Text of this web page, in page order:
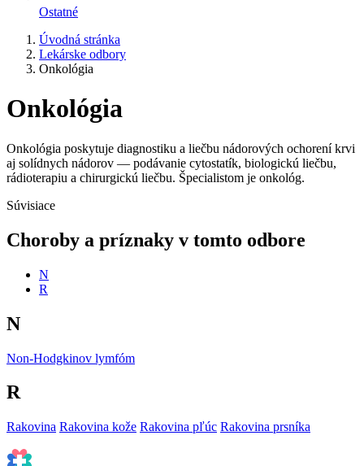
Ostatné
Úvodná stránka
Lekárske odbory
Onkológia
Onkológia
Onkológia poskytuje diagnostiku a liečbu nádorových ochorení krvi
aj solídnych nádorov — podávanie cytostatík, biologickú liečbu,
rádioterapiu a chirurgickú liečbu. Špecialistom je onkológ.
Súvisiace
Choroby a príznaky v tomto odbore
N
R
N
Non-Hodgkinov lymfóm
R
Rakovina Rakovina kože Rakovina pľúc Rakovina prsníka